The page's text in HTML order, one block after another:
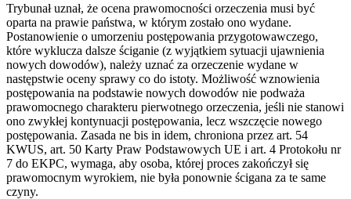
Trybunał uznał, że ocena prawomocności orzeczenia musi być
oparta na prawie państwa, w którym zostało ono wydane.
Postanowienie o umorzeniu postępowania przygotowawczego,
które wyklucza dalsze ściganie (z wyjątkiem sytuacji ujawnienia
nowych dowodów), należy uznać za orzeczenie wydane w
następstwie oceny sprawy co do istoty. Możliwość wznowienia
postępowania na podstawie nowych dowodów nie podważa
prawomocnego charakteru pierwotnego orzeczenia, jeśli nie stanowi
ono zwykłej kontynuacji postępowania, lecz wszczęcie nowego
postępowania. Zasada ne bis in idem, chroniona przez art. 54
KWUS, art. 50 Karty Praw Podstawowych UE i art. 4 Protokołu nr
7 do EKPC, wymaga, aby osoba, której proces zakończył się
prawomocnym wyrokiem, nie była ponownie ścigana za te same
czyny.